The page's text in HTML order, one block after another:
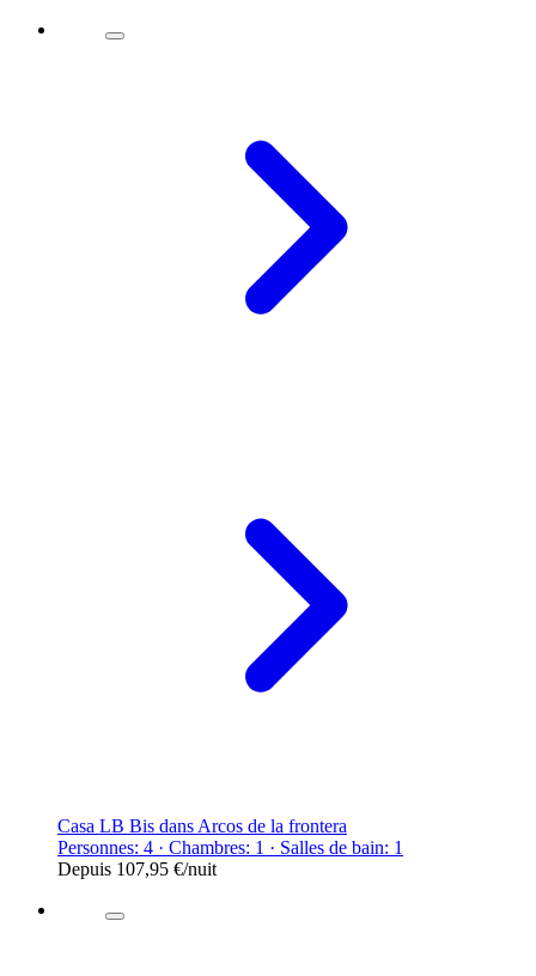
Casa LB Bis dans Arcos de la frontera
Personnes: 4 · Chambres: 1 · Salles de bain: 1
Depuis 107,95 €/nuit